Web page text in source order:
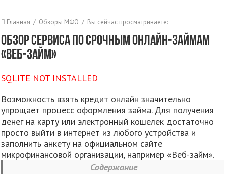
Главная / Обзоры МФО / Вы сейчас просматриваете:
Обзор сервиса по срочным онлайн-займам
«Веб-займ»
SQLITE NOT INSTALLED
Возможность взять кредит онлайн значительно
упрощает процесс оформления займа. Для получения
денег на карту или электронный кошелек достаточно
просто выйти в интернет из любого устройства и
заполнить анкету на официальном сайте
микрофинансовой организации, например «Веб-займ».
Содержание